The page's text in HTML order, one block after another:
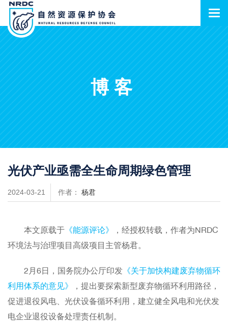
博客
光伏产业亟需全生命周期绿色管理
2024-03-21 作者： 杨君
本文原载于 《能源评论》 ，经授权转载，作者为NRDC
环境法与治理项目高级项目主管杨君。
2月6日，国务院办公厅印发 《关于加快构建废弃物循环
利用体系的意见》
，提出要探索新型废弃物循环利用路径，
促进退役风电、光伏设备循环利用，建立健全风电和光伏发
电企业退役设备处理责任机制。